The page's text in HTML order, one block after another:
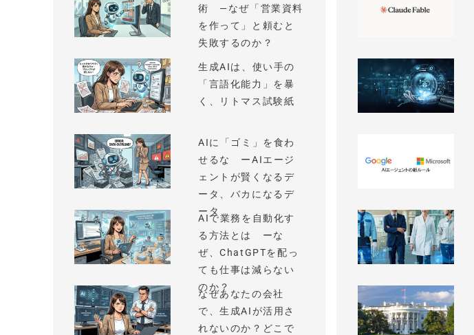
術 —なぜ「営業資料
を作って」と頼むと
失敗するのか？
生成AIは、使い手の
「言語化能力」を暴
く、リトマス試験紙
AIに「ゴミ」を食わ
せるな ーAIエージ
ェントが賢くなるデ
ータ、バカになるデ
ータ
AIで業務を自動化す
る方法とは ーな
ぜ、ChatGPTを配っ
ても仕事は減らない
のか？
なぜあなたの会社
で、生成AIが活用さ
れないのか？どこで